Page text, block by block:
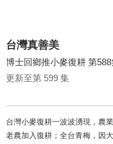
台灣真善美
博士回鄉推小麥復耕 第588
更新至第 599 集
台灣小麥復耕一波波湧現，農
老農加入復耕；全台青梅，因